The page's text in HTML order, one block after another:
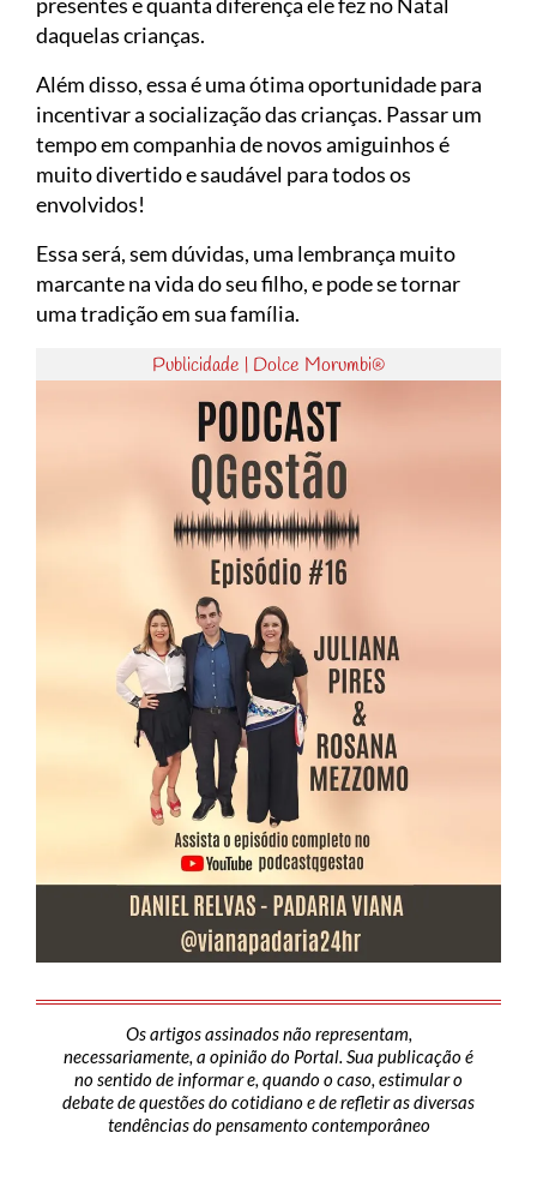
daquelas crianças.
Além disso, essa é uma ótima oportunidade para
incentivar a socialização das crianças. Passar um
tempo em companhia de novos amiguinhos é
muito divertido e saudável para todos os
envolvidos!
Essa será, sem dúvidas, uma lembrança muito
marcante na vida do seu filho, e pode se tornar
uma tradição em sua família.
Publicidade | Dolce Morumbi®
Os artigos assinados não representam,
necessariamente, a opinião do Portal. Sua publicação é
no sentido de informar e, quando o caso, estimular o
debate de questões do cotidiano e de refletir as diversas
tendências do pensamento contemporâneo